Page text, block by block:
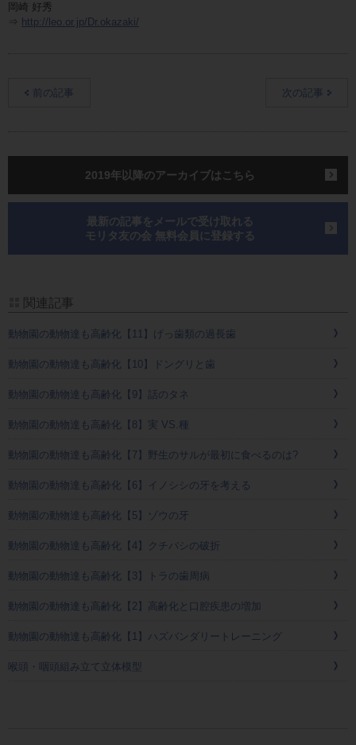
岡崎 好秀
⇒
http://leo.or.jp/Dr.okazaki/
前の記事 次の記事
2019年以降のアーカイブはこちら
最新の記事をメールで受け取れる
モリタ友の会 無料会員に登録する
関連記事
動物園の動物達も高齢化【11】げっ歯類の過長歯
動物園の動物達も高齢化【10】ドングリと歯
動物園の動物達も高齢化【9】話のタネ
動物園の動物達も高齢化【8】実 VS.種
動物園の動物達も高齢化【7】野生のサルが最初に食べるのは?
動物園の動物達も高齢化【6】イノシシの牙を考える
動物園の動物達も高齢化【5】ゾウの牙
動物園の動物達も高齢化【4】クチバシの破折
動物園の動物達も高齢化【3】トラの歯周病
動物園の動物達も高齢化【2】高齢化と口腔疾患の増加
動物園の動物達も高齢化【1】ハズバンダリートレーニング
喉頭・咽頭組み立て立体模型